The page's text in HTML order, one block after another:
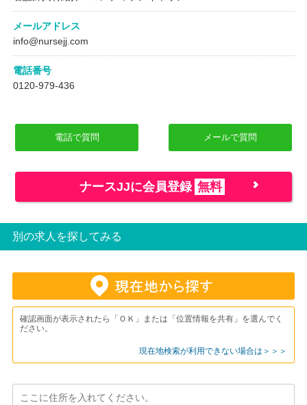
メールアドレス
info@nursejj.com
電話番号
0120-979-436
電話で質問 メールで質問
ナースJJに会員登録 無料
別の求人を探してみる
確認画面が表示されたら「ＯＫ」または「位置情報を共有」を選んでく
ださい。
現在地検索が利用できない場合は＞＞＞